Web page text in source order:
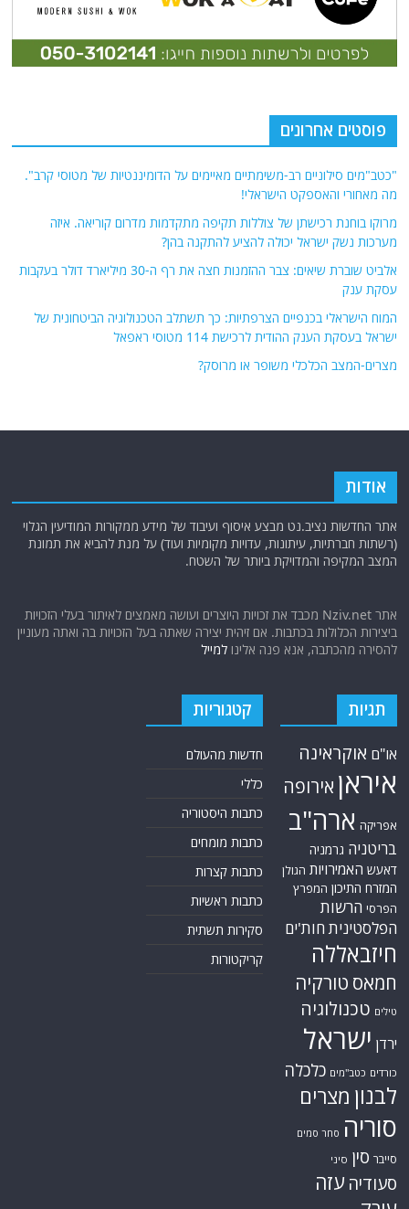
פוסטים אחרונים
"כטב"מים סילוניים רב-משימתיים מאיימים על הדומיננטיות של מטוסי קרב".
מה מאחורי והאספקט הישראלי!
מרוקו בוחנת רכישתן של צוללות תקיפה מתקדמות מדרום קוריאה. איזה
מערכות נשק ישראל יכולה להציע להתקנה בהן?
אלביט שוברת שיאים: צבר ההזמנות חצה את רף ה-30 מיליארד דולר בעקבות
עסקת ענק
המוח הישראלי בכנפיים הצרפתיות: כך תשתלב הטכנולוגיה הביטחונית של
ישראל בעסקת הענק ההודית לרכישת 114 מטוסי ראפאל
מצרים-המצב הכלכלי משופר או מרוסק?
אודות
אתר החדשות נציב.נט מבצע איסוף ועיבוד של מידע ממקורות המודיעין הגלוי
(רשתות חברתיות, עיתונות, עדויות מקומיות ועוד) על מנת להביא את תמונת
המצב המקיפה והמדויקת ביותר של השטח.
אתר Nziv.net מכבד את זכויות היוצרים ועושה מאמצים לאיתור בעלי הזכויות
ביצירות הכלולות בכתבות. אם זיהית יצירה שאתה בעל הזכויות בה ואתה מעוניין
להסירה מהכתבה, אנא פנה אלינולמייל
תגיות
או"ם אוקראינה
איראן אירופה
אפריקה ארה"ב
בריטניה גרמניה
דאעש האמירויות הגולן
המזרח התיכון המפרץ
הפרסי הרשות
הפלסטיניתחות'ים
חיזבאללה
חמאס טורקיה
טילים טכנולוגיה
ירדן ישראל
כורדים כטב"מים כלכלה
לבנון מצרים
סוריה סחר סמים
סייבר סין סיני
סעודיה עזה
קטגוריות
חדשות מהעולם
כללי
כתבות היסטוריה
כתבות מומחים
כתבות קצרות
כתבות ראשיות
סקירות תשתית
קריקטורות